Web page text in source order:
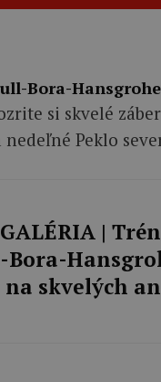
Bora-
si skvelé
Peklo
‎|
Bora-
na skvelých